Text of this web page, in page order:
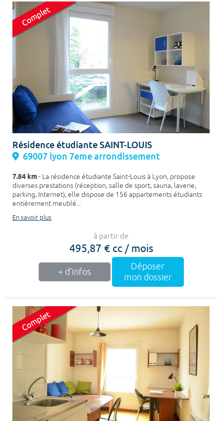
Résidence étudiante SAINT-LOUIS
69007 lyon 7eme arrondissement
7.84 km- La résidence étudiante Saint-Louis à Lyon, propose
diverses prestations (réception, salle de sport, sauna, laverie,
parking, Internet), elle dispose de 156 appartements étudiants
entièrement meublé...
En savoir plus
à partir de
495,87 € cc / mois
+ d'infos
Déposer
mon dossier